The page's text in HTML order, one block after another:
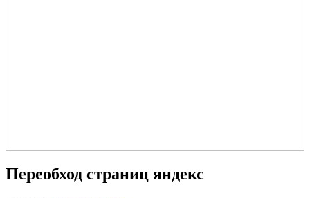
Переобход страниц яндекс